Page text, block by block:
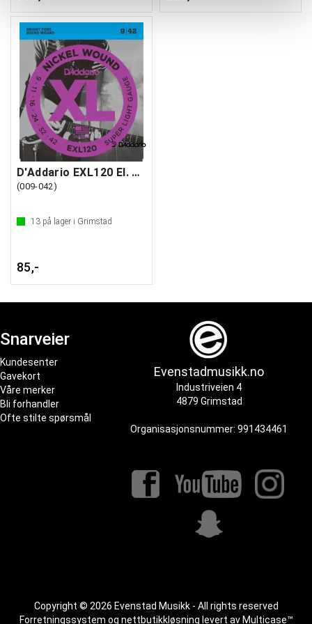
D'Addario EXL120 El. gitar strenger
(009-042)
13 på lager i Grimstad
85,-
Snarveier
Kundesenter
Gavekort
Våre merker
Bli forhandler
Ofte stilte spørsmål
Evenstadmusikk.no
Industriveien 4
4879 Grimstad
Organisasjonsnummer: 991434461
Copyright © 2026 Evenstad Musikk - All rights reserved
Forretningssystem og nettbutikkløsning levert av Multicase™